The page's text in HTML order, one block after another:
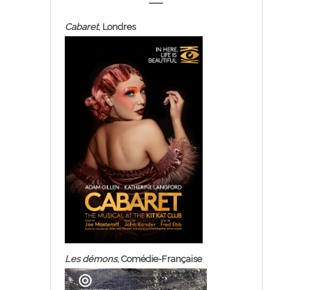
Cabaret, Londres
Les démons, Comédie-Française